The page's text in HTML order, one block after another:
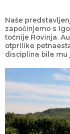
Naše
započinjemo s
točnije Rovinja.
otprilike
disciplina bila mu